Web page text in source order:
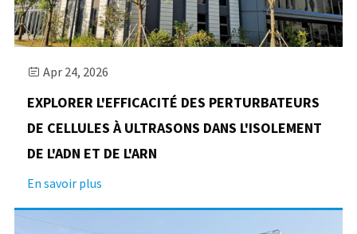
 Apr 24, 2026
EXPLORER L'EFFICACITÉ DES PERTURBATEURS
DE CELLULES À ULTRASONS DANS L'ISOLEMENT
DE L'ADN ET DE L'ARN
En savoir plus